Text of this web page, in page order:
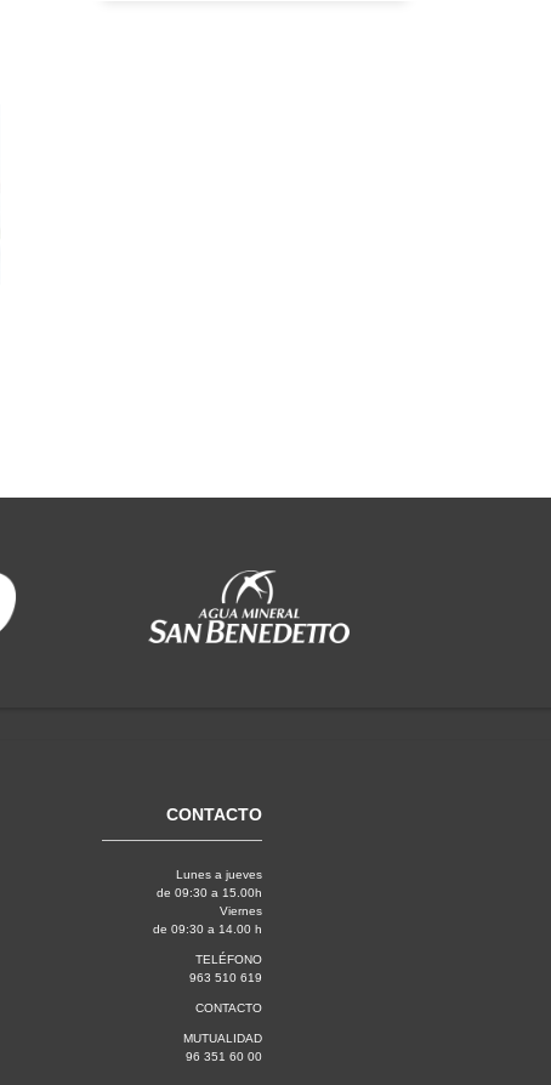
CONTACTO
Lunes a jueves
de 09:30 a 15.00h
Viernes
de 09:30 a 14.00 h
TELÉFONO
963 510 619
CONTACTO
MUTUALIDAD
96 351 60 00